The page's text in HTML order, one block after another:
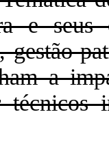
e
gestão
a